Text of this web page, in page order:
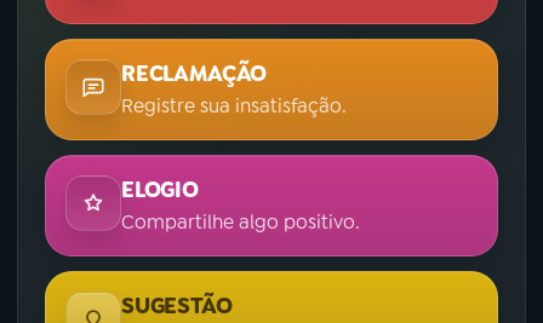
RECLAMAÇÃO
Registre sua insatisfação.
ELOGIO
Compartilhe algo positivo.
SUGESTÃO